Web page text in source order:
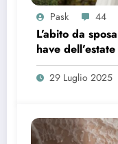
Pask 44
L’abito da
have
29 Luglio 2025